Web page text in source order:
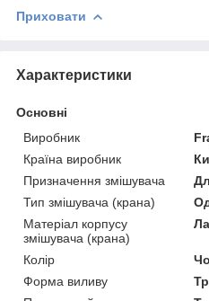
Приховати
Характеристики
Основні
Виробник
Країна виробник
Призначення змішувача
Тип змішувача (крана)
Матеріал корпусу
змішувача (крана)
Колір
Форма виливу